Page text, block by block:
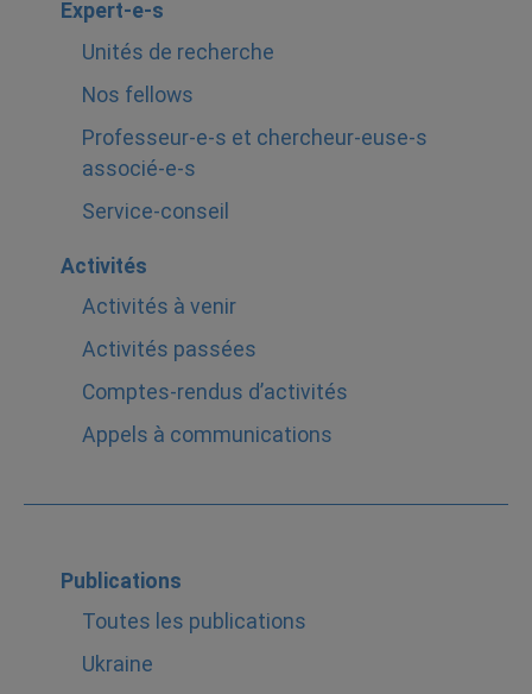
Expert-e-s
Unités de recherche
Nos fellows
Professeur-e-s et chercheur-euse-s
associé-e-s
Service-conseil
Activités
Activités à venir
Activités passées
Comptes-rendus d’activités
Appels à communications
Publications
Toutes les publications
Ukraine